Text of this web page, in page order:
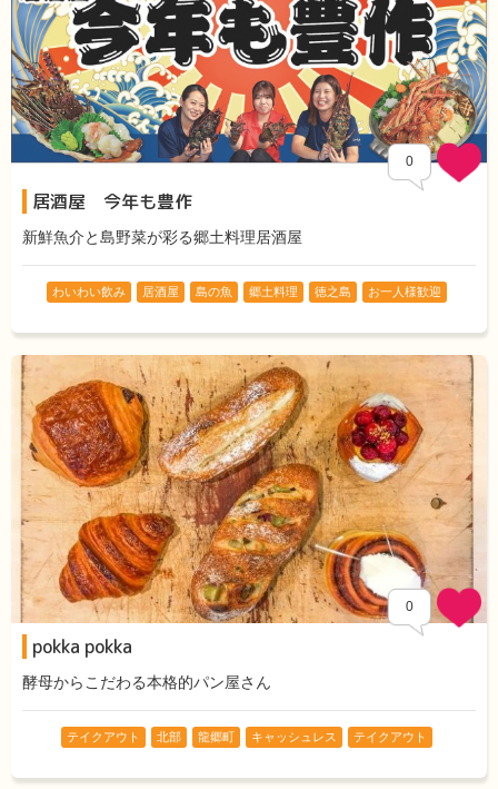
0
居酒屋 今年も豊作
新鮮魚介と島野菜が彩る郷土料理居酒屋
わいわい飲み 居酒屋 島の魚 郷土料理 徳之島 お一人様歓迎
0
pokka pokka
酵母からこだわる本格的パン屋さん
テイクアウト 北部 龍郷町 キャッシュレス テイクアウト